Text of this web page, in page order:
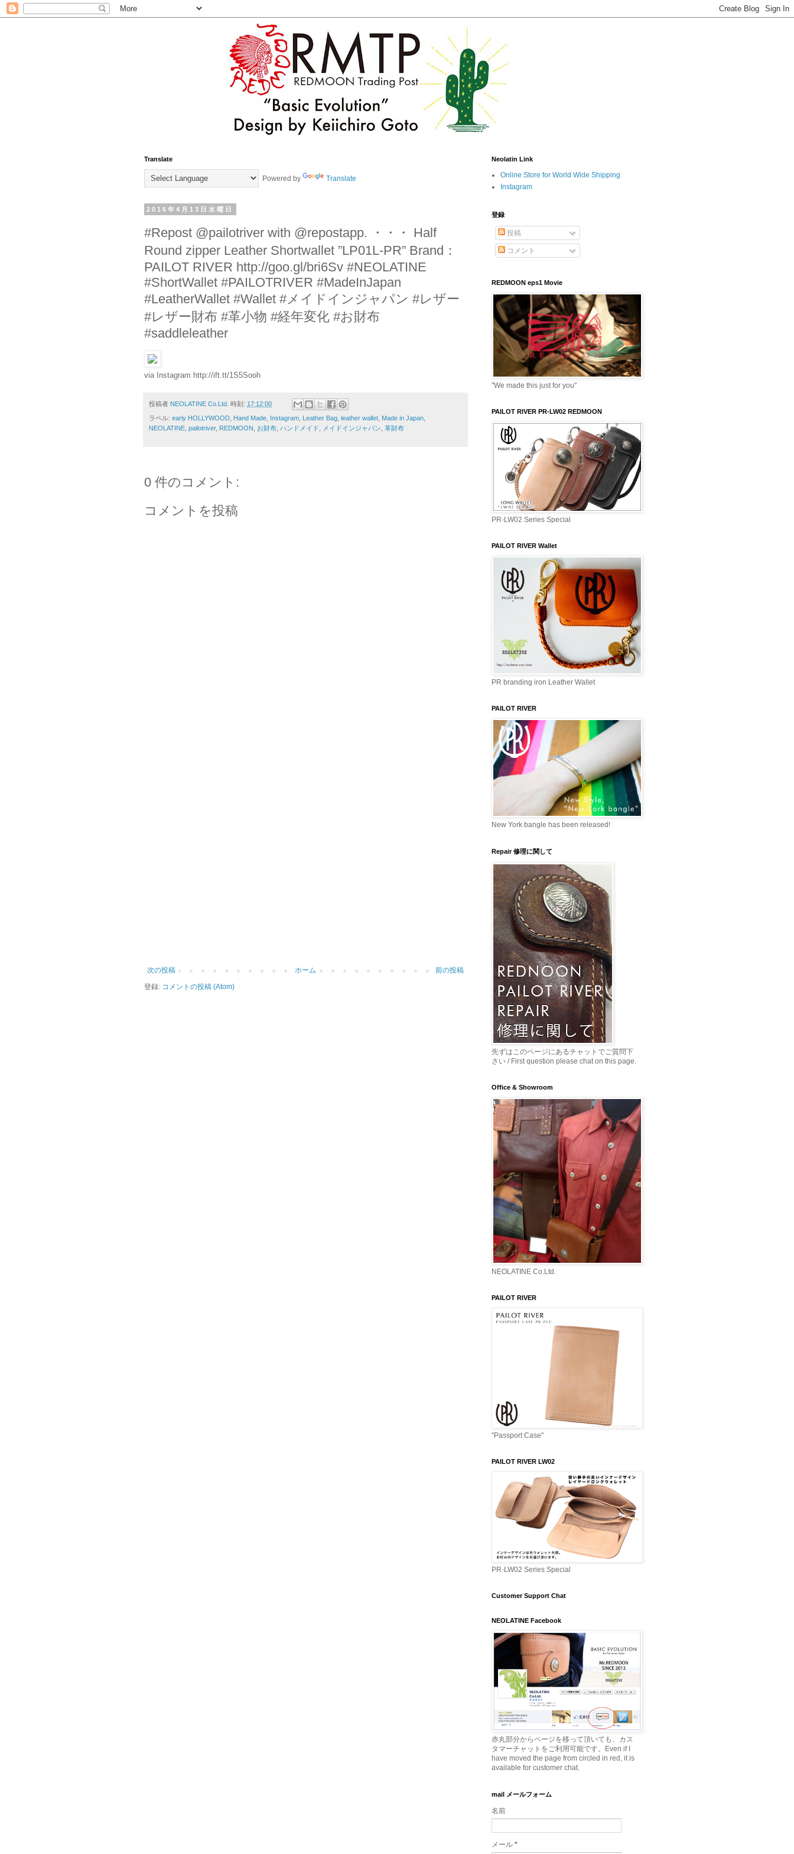
Translate
Powered by Translate
2016年4月13日水曜日
#Repost @pailotriver with @repostapp. ・・・ Half
Round zipper Leather Shortwallet ”LP01L-PR” Brand：
PAILOT RIVER http://goo.gl/bri6Sv #NEOLATINE
#ShortWallet #PAILOTRIVER #MadeInJapan
#LeatherWallet #Wallet #メイドインジャパン #レザー
#レザー財布 #革小物 #経年変化 #お財布
#saddleleather
via Instagram http://ift.tt/1S5Sooh
投稿者 NEOLATINE Co.Ltd. 時刻: 17:12:00
ラベル: early HOLLYWOOD Hand Made Instagram Leather Bag leather wallet Made in Japan
NEOLATINE pailotriver, REDMOON お財布 ハンドメイド メイドインジャパン 革財布
0 件のコメント:
コメントを投稿
次の投稿 前の投稿
ホーム
登録: コメントの投稿 (Atom)
Neolatin Link
Online Store for World Wide Shipping
Instagram
登録
投稿
コメント
REDMOON eps1 Movie
"We made this just for you"
PAILOT RIVER PR-LW02 REDMOON
PR-LW02 Series Special
PAILOT RIVER Wallet
PR branding iron Leather Wallet
PAILOT RIVER
New York bangle has been released!
Repair 修理に関して
先ずはこのページにあるチャットでご質問下
さい / First question please chat on this page.
Office & Showroom
NEOLATINE Co.Ltd.
PAILOT RIVER
"Passport Case"
PAILOT RIVER LW02
PR-LW02 Series Special
Customer Support Chat
NEOLATINE Facebook
赤丸部分からページを移って頂いても、カス
タマーチャットをご利用可能です。Even if I
have moved the page from circled in red, it is
available for customer chat.
mail メールフォーム
名前
メール *